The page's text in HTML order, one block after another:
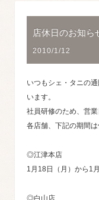
店休日のお知ら
2010/1/12
いつもシェ・タニの
います。
社員研修のため、営業
各店舗、下記の期間
◎江津本店
1月18日（月）から1
◎白山店